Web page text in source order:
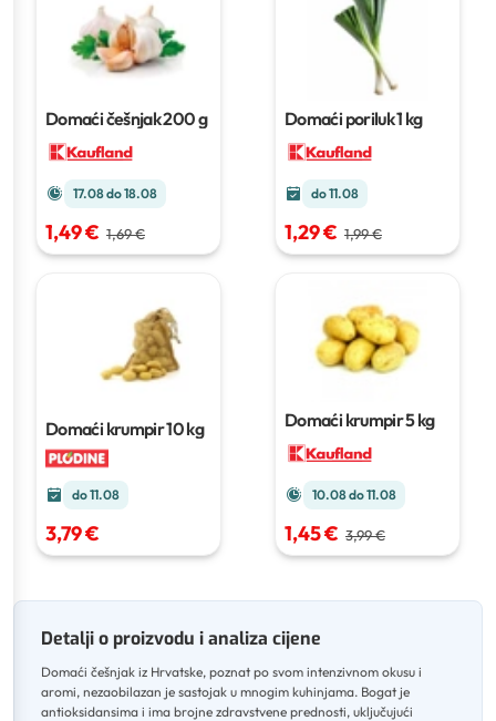
Domaći češnjak200 g
17.08 do 18.08
1,49 € 1,69 €
Domaći poriluk1 kg
do 11.08
1,29 € 1,99 €
Domaći krumpir10 kg
do 11.08
3,79 €
Domaći krumpir5 kg
10.08 do 11.08
1,45 € 3,99 €
Detalji o proizvodu i analiza cijene
Domaći češnjak iz Hrvatske, poznat po svom intenzivnom okusu i
aromi, nezaobilazan je sastojak u mnogim kuhinjama. Bogat je
antioksidansima i ima brojne zdravstvene prednosti, uključujući